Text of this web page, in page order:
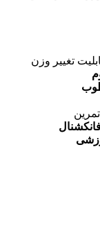
تغییر وزن